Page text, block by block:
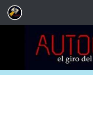
Saltar al contenido